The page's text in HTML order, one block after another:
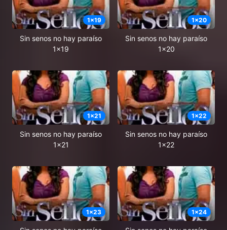
1x19
Sin senos no hay paraíso
1x19
1x20
Sin senos no hay paraíso
1x20
1x21
Sin senos no hay paraíso
1x21
1x22
Sin senos no hay paraíso
1x22
1x23 1x24